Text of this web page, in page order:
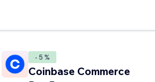
- 5 %
Coinbase Commerce